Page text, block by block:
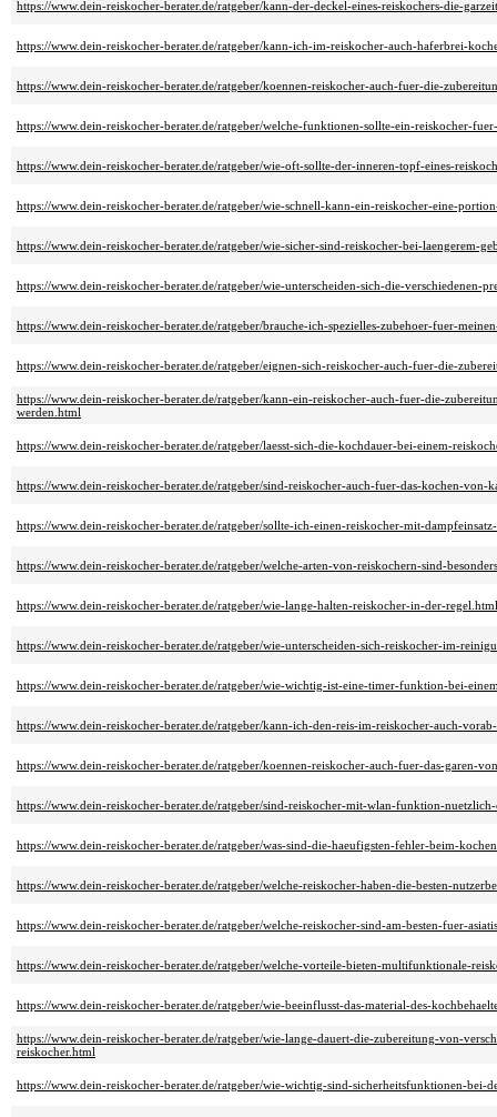
https://www.dein-reiskocher-berater.de/ratgeber/kann-der-deckel-eines-reiskochers-die-
https://www.dein-reiskocher-berater.de/ratgeber/kann-ich-im-reiskocher-auch-haferbrei-
https://www.dein-reiskocher-berater.de/ratgeber/koennen-reiskocher-auch-fuer-die-
https://www.dein-reiskocher-berater.de/ratgeber/welche-funktionen-sollte-ein-reiskocher-
https://www.dein-reiskocher-berater.de/ratgeber/wie-oft-sollte-der-inneren-topf-eines-
https://www.dein-reiskocher-berater.de/ratgeber/wie-schnell-kann-ein-reiskocher-eine-
https://www.dein-reiskocher-berater.de/ratgeber/wie-sicher-sind-reiskocher-bei-laengerem-
https://www.dein-reiskocher-berater.de/ratgeber/wie-unterscheiden-sich-die-verschiedenen-
https://www.dein-reiskocher-berater.de/ratgeber/brauche-ich-spezielles-zubehoer-fuer-
https://www.dein-reiskocher-berater.de/ratgeber/eignen-sich-reiskocher-auch-fuer-die-
https://www.dein-reiskocher-berater.de/ratgeber/kann-ein-reiskocher-auch-fuer-die-
werden.html
https://www.dein-reiskocher-berater.de/ratgeber/laesst-sich-die-kochdauer-bei-einem-
https://www.dein-reiskocher-berater.de/ratgeber/sind-reiskocher-auch-fuer-das-kochen-von-
https://www.dein-reiskocher-berater.de/ratgeber/sollte-ich-einen-reiskocher-mit-
https://www.dein-reiskocher-berater.de/ratgeber/welche-arten-von-reiskochern-sind-
https://www.dein-reiskocher-berater.de/ratgeber/wie-lange-halten-reiskocher-in-der-regel.html
https://www.dein-reiskocher-berater.de/ratgeber/wie-unterscheiden-sich-reiskocher-im-
https://www.dein-reiskocher-berater.de/ratgeber/wie-wichtig-ist-eine-timer-funktion-bei-
https://www.dein-reiskocher-berater.de/ratgeber/kann-ich-den-reis-im-reiskocher-auch-
https://www.dein-reiskocher-berater.de/ratgeber/koennen-reiskocher-auch-fuer-das-garen-
https://www.dein-reiskocher-berater.de/ratgeber/sind-reiskocher-mit-wlan-funktion-
https://www.dein-reiskocher-berater.de/ratgeber/was-sind-die-haeufigsten-fehler-beim-
https://www.dein-reiskocher-berater.de/ratgeber/welche-reiskocher-haben-die-besten-
https://www.dein-reiskocher-berater.de/ratgeber/welche-reiskocher-sind-am-besten-fuer-
https://www.dein-reiskocher-berater.de/ratgeber/welche-vorteile-bieten-multifunktionale-
https://www.dein-reiskocher-berater.de/ratgeber/wie-beeinflusst-das-material-des-
https://www.dein-reiskocher-berater.de/ratgeber/wie-lange-dauert-die-zubereitung-von-
reiskocher.html
https://www.dein-reiskocher-berater.de/ratgeber/wie-wichtig-sind-sicherheitsfunktionen-bei-